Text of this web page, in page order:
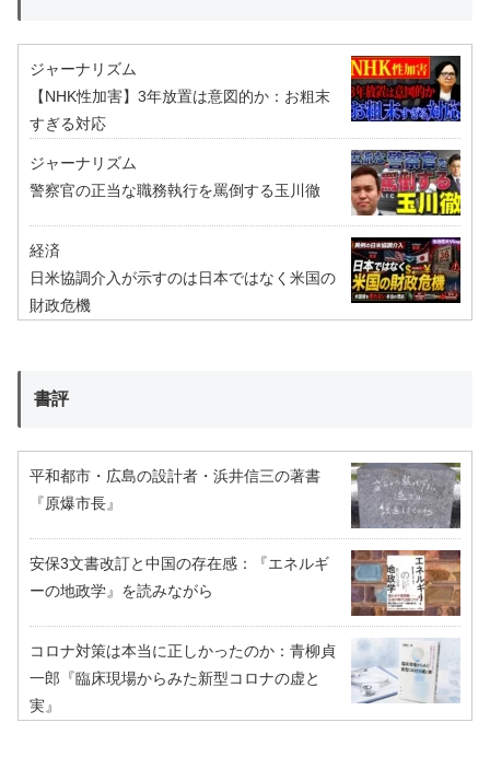
ジャーナリズム
【NHK性加害】3年放置は意図的か：お粗末
すぎる対応
ジャーナリズム
警察官の正当な職務執行を罵倒する玉川徹
経済
日米協調介入が示すのは日本ではなく米国の
財政危機
書評
平和都市・広島の設計者・浜井信三の著書
『原爆市長』
安保3文書改訂と中国の存在感：『エネルギ
ーの地政学』を読みながら
コロナ対策は本当に正しかったのか：青柳貞
一郎『臨床現場からみた新型コロナの虚と
実』